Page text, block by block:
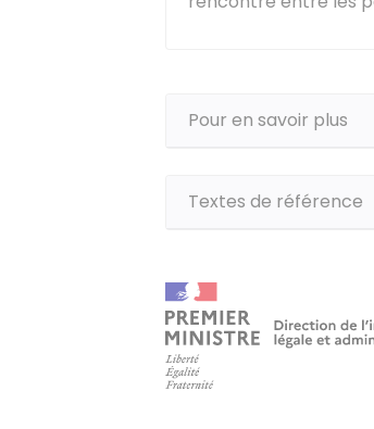
Pour en savoir plus
Textes de référence